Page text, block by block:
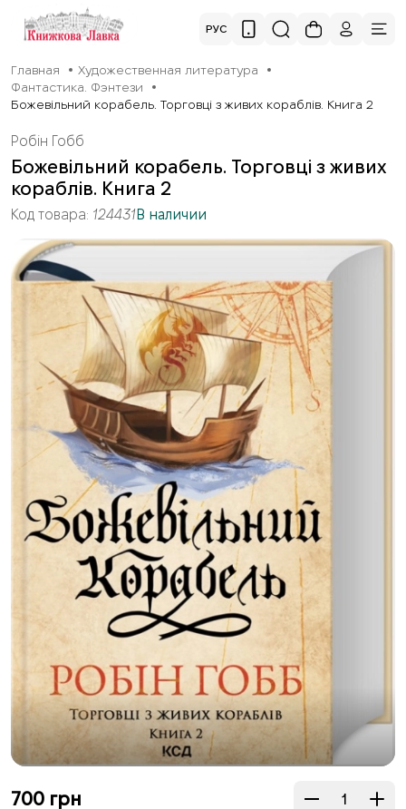
РУС
Главная
Художественная литература
Фантастика. Фэнтези
Божевільний корабель. Торговці з живих кораблів. Книга 2
Робін Гобб
Божевільний корабель. Торговці з живих
кораблів. Книга 2
Код товара: 124431 В наличии
700 грн